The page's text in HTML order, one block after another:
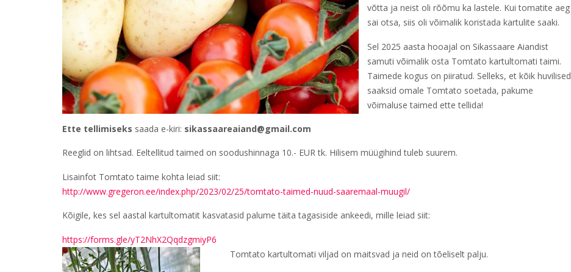
võtta ja neist oli rõõmu ka lastele. Kui tomatite aeg
sai otsa, siis oli võimalik koristada kartulite saaki.
Sel 2025 aasta hooajal on Sikassaare Aiandist
samuti võimalik osta Tomtato kartultomati taimi.
Taimede kogus on piiratud. Selleks, et kõik huvilised
saaksid omale Tomtato soetada, pakume
võimaluse taimed ette tellida!
Ette tellimiseks saada e-kiri: sikassaareaiand@gmail.com
Reeglid on lihtsad. Eeltellitud taimed on soodushinnaga 10.- EUR tk. Hilisem müügihind tuleb suurem.
Lisainfot Tomtato taime kohta leiad siit:
http://www.gregeron.ee/index.php/2023/02/25/tomtato-taimed-nuud-saaremaal-muugil/
Kõigile, kes sel aastal kartultomatit kasvatasid palume täita tagasiside ankeedi, mille leiad siit:
https://forms.gle/yT2NhX2QqdzgmiyP6
Tomtato kartultomati viljad on maitsvad ja neid on tõeliselt palju.